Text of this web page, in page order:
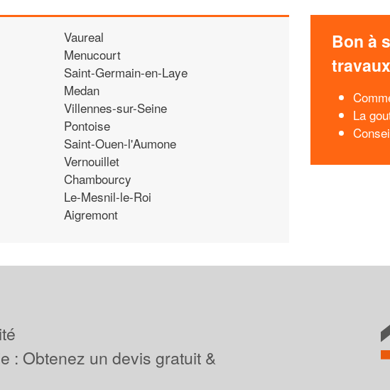
Vaureal
Menucourt
Saint-Germain-en-Laye
Medan
Villennes-sur-Seine
Pontoise
Saint-Ouen-l'Aumone
Vernouillet
Chambourcy
Le-Mesnil-le-Roi
Aigremont
Bon à
travaux
La
: Obtenez un devis gratuit &